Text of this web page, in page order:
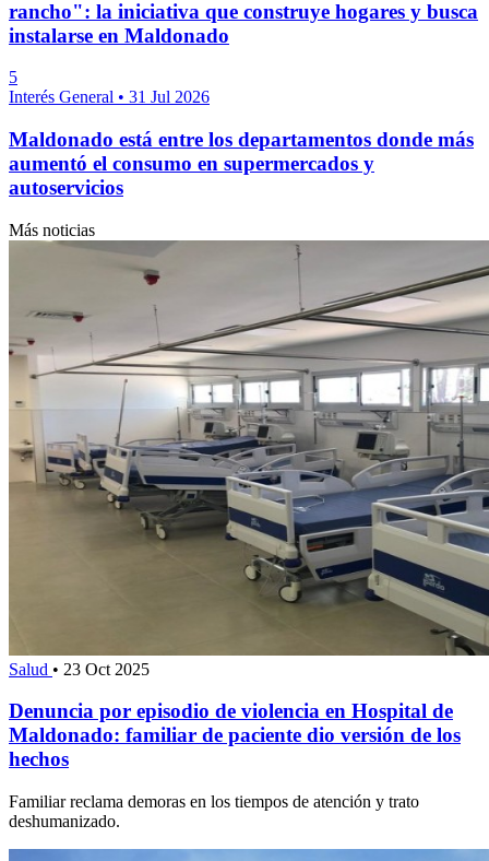
rancho": la iniciativa que construye hogares y busca
instalarse en Maldonado
5
Interés General • 31 Jul 2026
Maldonado está entre los departamentos donde más
aumentó el consumo en supermercados y
autoservicios
Más noticias
Salud • 23 Oct 2025
Denuncia por episodio de violencia en Hospital de
Maldonado: familiar de paciente dio versión de los
hechos
Familiar reclama demoras en los tiempos de atención y trato
deshumanizado.